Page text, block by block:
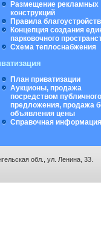
Размещение рекламных
конструкций
Правила
Концепция создания
парковочного
Схема теплоснабжения
План приватизации
Аукционы, продажа
посредством публичного
предложения, продажа
объявления цены
Справочная информация
обл., ул. Ленина, 33.